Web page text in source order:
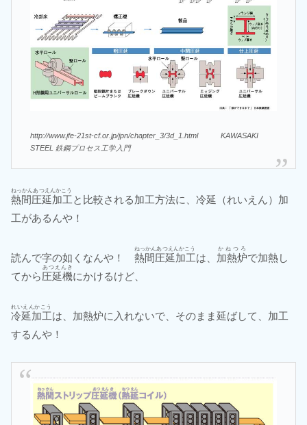
http://www.jfe-21st-cf.or.jp/jpn/chapter_3/3d_1.html KAWASAKI
STEEL 鉄鋼プロセス工学入門
熱間圧延加工
ねっかんあつえんかこう
と比較される加工方法に、冷延（れいえん）加
工があるんや！
読んで字の如くなんや！ 熱間圧延加工
ねっかんあつえんかこう
は、 加熱炉
かねつろ
で加熱し
てから圧延機
あつえんき
にかけるけど、
冷延加工
れいえんかこう
は、加熱炉に入れないで、そのまま延ばして、加工
するんや！